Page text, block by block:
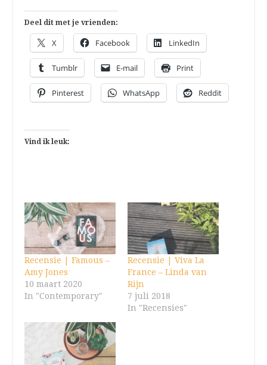
Deel dit met je vrienden:
X Facebook LinkedIn
Tumblr E-mail Print
Pinterest WhatsApp Reddit
Vind ik leuk:
Recensie | Famous –
Amy Jones
10 maart 2020
In "Contemporary"
Recensie | Viva La
France – Linda van
Rijn
7 juli 2018
In "Recensies"